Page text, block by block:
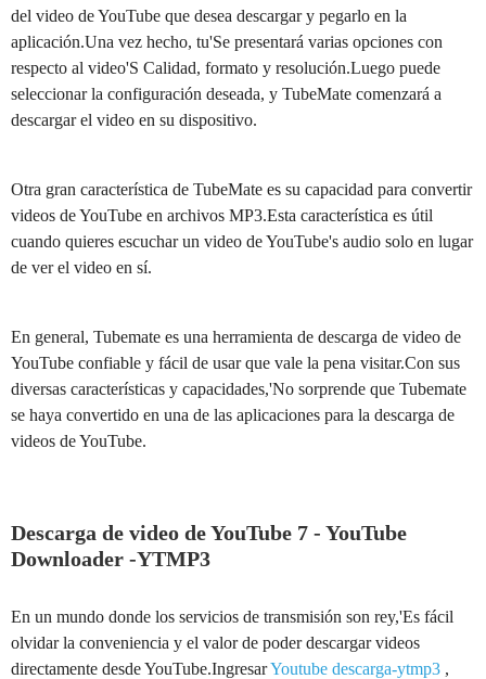
del video de YouTube que desea descargar y pegarlo en la
aplicación.Una vez hecho, tu'Se presentará varias opciones con
respecto al video'S Calidad, formato y resolución.Luego puede
seleccionar la configuración deseada, y TubeMate comenzará a
descargar el video en su dispositivo.
Otra gran característica de TubeMate es su capacidad para convertir
videos de YouTube en archivos MP3.Esta característica es útil
cuando quieres escuchar un video de YouTube's audio solo en lugar
de ver el video en sí.
En general, Tubemate es una herramienta de descarga de video de
YouTube confiable y fácil de usar que vale la pena visitar.Con sus
diversas características y capacidades,'No sorprende que Tubemate
se haya convertido en una de las aplicaciones para la descarga de
videos de YouTube.
Descarga de video de YouTube 7 - YouTube
Downloader -YTMP3
En un mundo donde los servicios de transmisión son rey,'Es fácil
olvidar la conveniencia y el valor de poder descargar videos
directamente desde YouTube.IngresarYoutube descarga-ytmp3 ,